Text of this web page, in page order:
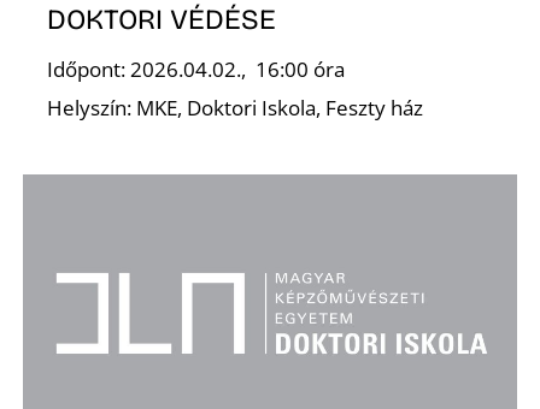
DOKTORI VÉDÉSE
Időpont: 2026.04.02., 16:00 óra
Helyszín: MKE, Doktori Iskola, Feszty ház